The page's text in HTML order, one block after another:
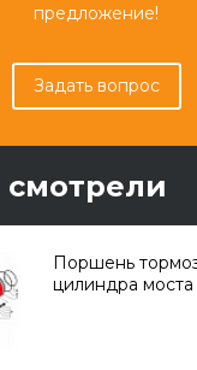
предложение!
Задать вопрос
Поршень
цилиндра моста